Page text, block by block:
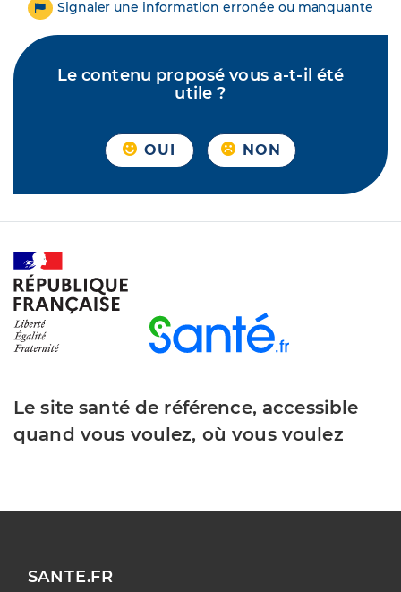
Signaler une information erronée ou manquante
Le contenu proposé vous a-t-il été
utile ?
OUI NON
Le site santé de référence, accessible
quand vous voulez, où vous voulez
SANTE.FR